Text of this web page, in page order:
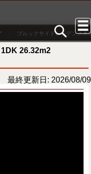
ブルックサイドレジデンス木
26.32m2
最終更新日: 2026/08/09